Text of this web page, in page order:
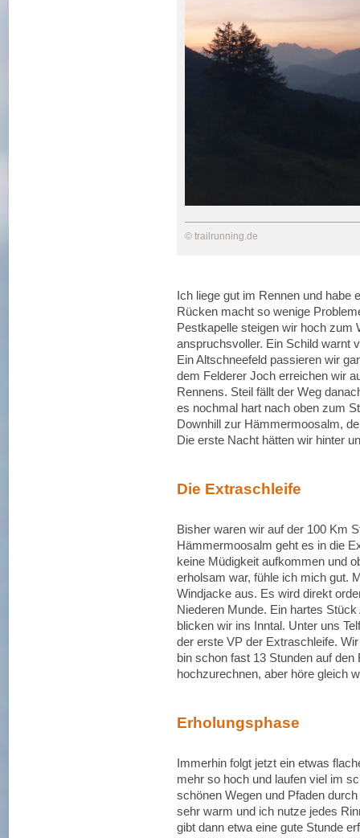
© trailrunning.de
Ich liege gut im Rennen und habe
Rücken macht so wenige
Pestkapelle steigen wir hoch zum
anspruchsvoller. Ein Schild warnt
Ein Altschneefeld passieren wir
dem Felderer Joch erreichen wir
Rennens. Steil fällt der Weg
es nochmal hart nach oben zum
Downhill zur Hämmermoosalm,
Die erste Nacht hätten wir hinter
Die Extraschleife
Bisher waren wir auf der 100 Km
Hämmermoosalm geht es in die
keine Müdigkeit aufkommen und
erholsam war, fühle ich mich gut.
Windjacke aus. Es wird direkt
Niederen Munde. Ein hartes
blicken wir ins Inntal. Unter uns
der erste VP der Extraschleife.
bin schon fast 13 Stunden auf
hochzurechnen, aber höre gleich
Erholungsphase
Immerhin folgt jetzt ein etwas
mehr so hoch und laufen viel im
schönen Wegen und Pfaden
sehr warm und ich nutze jedes
gibt dann etwa eine gute Stunde